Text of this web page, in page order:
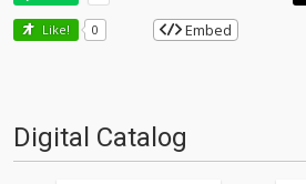
Like! 0 Embed
Digital Catalog